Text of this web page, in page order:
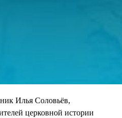
Илья Соловьёв,
церковной истории